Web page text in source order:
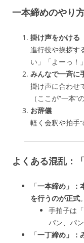
一本締めのやり
掛け声をかける
進行役や挨拶す
い」「よーっ！
みんなで一斉に
掛け声に合わせ
（ここが“一本”
お辞儀
軽く会釈や拍手
よくある混乱：
「一本締め」：
を行うのが正式。
手拍子は
パン、パン
「一丁締め」：